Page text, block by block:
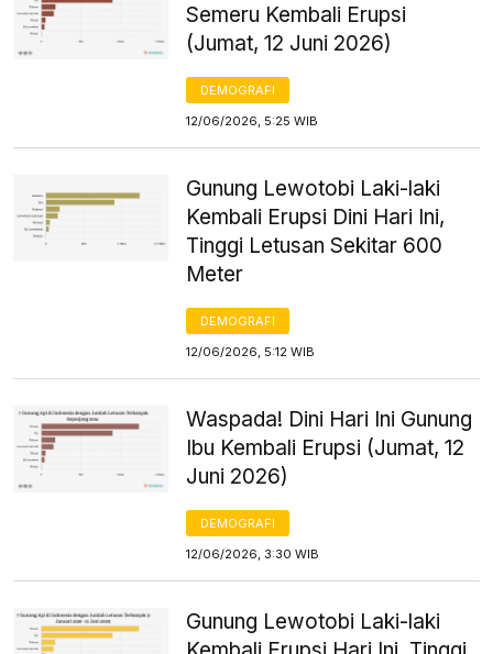
Semeru Kembali Erupsi
(Jumat, 12 Juni 2026)
DEMOGRAFI
12/06/2026, 5:25 WIB
Gunung Lewotobi Laki-laki
Kembali Erupsi Dini Hari Ini,
Tinggi Letusan Sekitar 600
Meter
DEMOGRAFI
12/06/2026, 5:12 WIB
Waspada! Dini Hari Ini Gunung
Ibu Kembali Erupsi (Jumat, 12
Juni 2026)
DEMOGRAFI
12/06/2026, 3:30 WIB
Gunung Lewotobi Laki-laki